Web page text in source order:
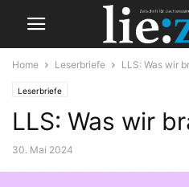
Home Leserbriefe LLS: Was wir
Leserbriefe
LLS: Was wir
30. Mai 2024